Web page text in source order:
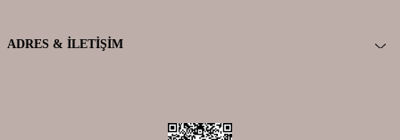
ADRES & İLETIŞIM